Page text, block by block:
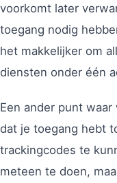
voorkomt later
toegang nodig
het makkelijker om
diensten onder één
Een ander punt
dat je toegang hebt
trackingcodes te
meteen te doen,